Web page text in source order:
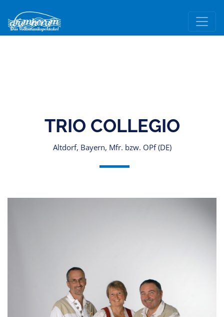
TRIO COLLEGIO
Altdorf, Bayern, Mfr. bzw. OPf (DE)